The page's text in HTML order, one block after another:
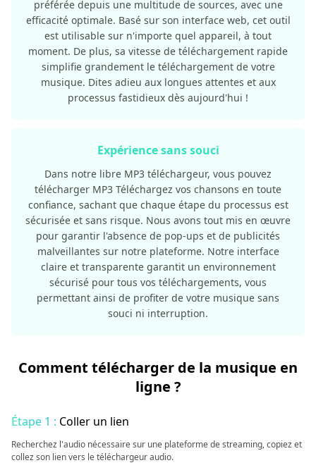
préférée depuis une multitude de sources, avec une
efficacité optimale. Basé sur son interface web, cet outil
est utilisable sur n'importe quel appareil, à tout
moment. De plus, sa vitesse de téléchargement rapide
simplifie grandement le téléchargement de votre
musique. Dites adieu aux longues attentes et aux
processus fastidieux dès aujourd'hui !
Expérience sans souci
Dans notre libre MP3 téléchargeur, vous pouvez
télécharger MP3 Téléchargez vos chansons en toute
confiance, sachant que chaque étape du processus est
sécurisée et sans risque. Nous avons tout mis en œuvre
pour garantir l'absence de pop-ups et de publicités
malveillantes sur notre plateforme. Notre interface
claire et transparente garantit un environnement
sécurisé pour tous vos téléchargements, vous
permettant ainsi de profiter de votre musique sans
souci ni interruption.
Comment télécharger de la musique en
ligne ?
Étape 1 : Coller un lien
Recherchez l'audio nécessaire sur une plateforme de streaming, copiez et
collez son lien vers le téléchargeur audio.